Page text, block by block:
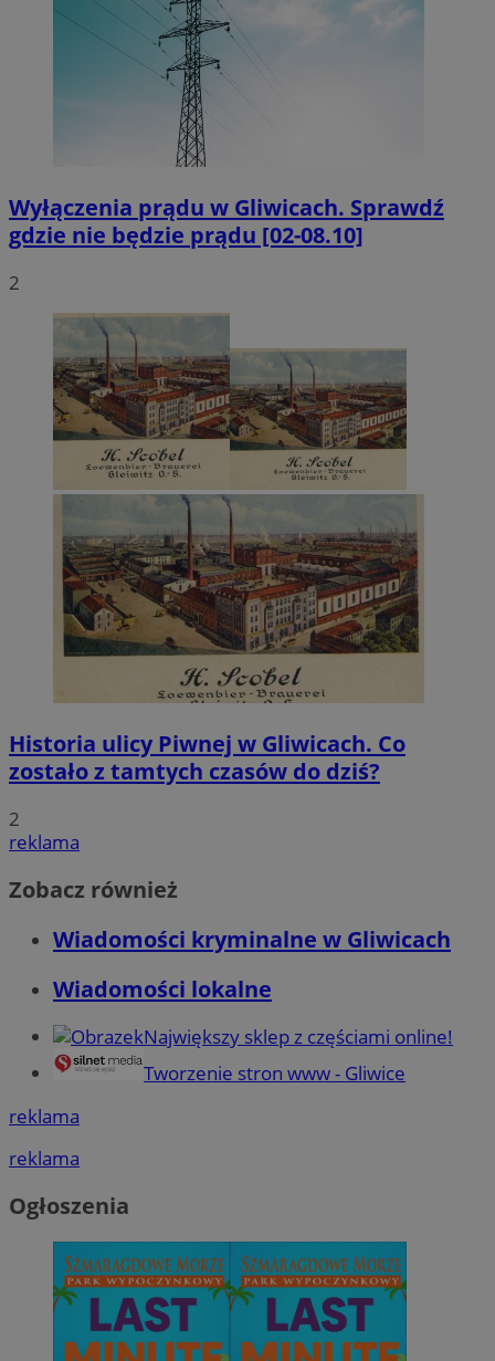
Wyłączenia prądu w Gliwicach. Sprawdź
gdzie nie będzie prądu [02-08.10]
2
Historia ulicy Piwnej w Gliwicach. Co
zostało z tamtych czasów do dziś?
2
reklama
Zobacz również
Wiadomości kryminalne w Gliwicach
Wiadomości lokalne
Największy sklep z częściami online!
Tworzenie stron www - Gliwice
reklama
reklama
Ogłoszenia